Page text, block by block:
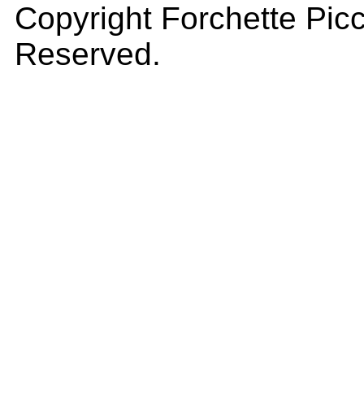
Copyright Forchette
Reserved.